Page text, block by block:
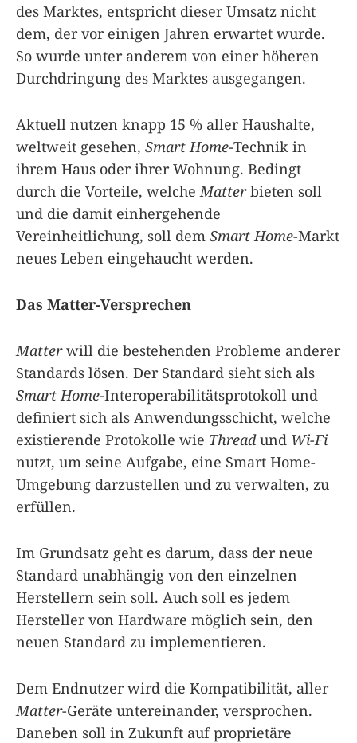
des Marktes, entspricht dieser Umsatz nicht
dem, der vor einigen Jahren erwartet wurde.
So wurde unter anderem von einer höheren
Durchdringung des Marktes ausgegangen.
Aktuell nutzen knapp 15 % aller Haushalte,
weltweit gesehen, Smart Home-Technik in
ihrem Haus oder ihrer Wohnung. Bedingt
durch die Vorteile, welcheMatterbieten soll
und die damit einhergehende
Vereinheitlichung, soll dem Smart Home-Markt
neues Leben eingehaucht werden.
Das Matter-Versprechen
Matterwill die bestehenden Probleme anderer
Standards lösen. Der Standard sieht sich als
Smart Home-Interoperabilitätsprotokoll und
definiert sich als Anwendungsschicht, welche
existierende Protokolle wie Threadund Wi-Fi
nutzt, um seine Aufgabe, eine Smart Home-
Umgebung darzustellen und zu verwalten, zu
erfüllen.
Im Grundsatz geht es darum, dass der neue
Standard unabhängig von den einzelnen
Herstellern sein soll. Auch soll es jedem
Hersteller von Hardware möglich sein, den
neuen Standard zu implementieren.
Dem Endnutzer wird die Kompatibilität, aller
Matter-Geräte untereinander, versprochen.
Daneben soll in Zukunft auf proprietäre